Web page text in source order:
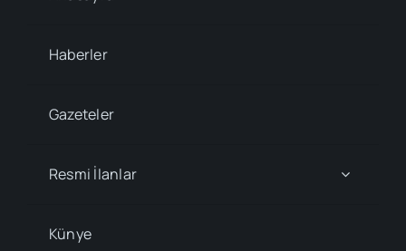
Haberler
Gazeteler
Resmi İlanlar
Künye